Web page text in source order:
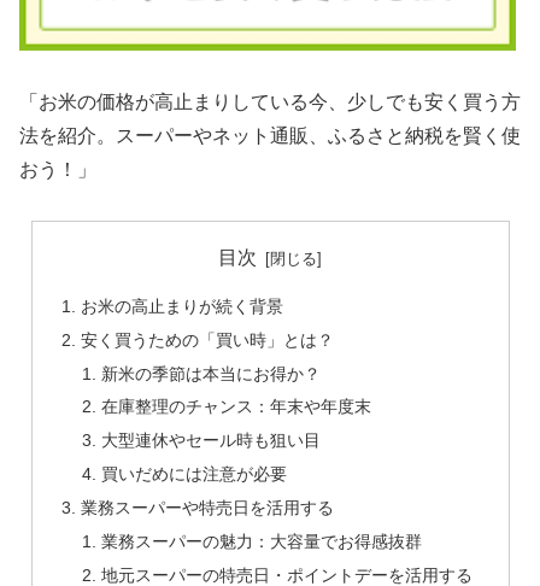
「お米の価格が高止まりしている今、少しでも安く買う方
法を紹介。スーパーやネット通販、ふるさと納税を賢く使
おう！」
目次
お米の高止まりが続く背景
安く買うための「買い時」とは？
新米の季節は本当にお得か？
在庫整理のチャンス：年末や年度末
大型連休やセール時も狙い目
買いだめには注意が必要
業務スーパーや特売日を活用する
業務スーパーの魅力：大容量でお得感抜群
地元スーパーの特売日・ポイントデーを活用する